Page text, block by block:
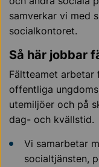
samverkar vi med
socialkontoret.
Så här jobbar
Fältteamet arbetar
offentliga
utemiljöer och på
dag- och kvällstid.
Vi samarbetar
socialtjänsten,